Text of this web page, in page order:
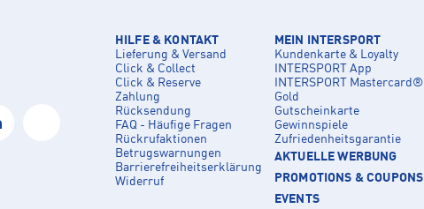
HILFE & KONTAKT
Lieferung & Versand
Click & Collect
Click & Reserve
Zahlung
Rücksendung
FAQ - Häufige Fragen
Rückrufaktionen
Betrugswarnungen
Barrierefreiheitserklärung
Widerruf
MEIN INTERSPORT
Kundenkarte & Loyalty
INTERSPORT App
INTERSPORT Mastercard®
Gold
Gutscheinkarte
Gewinnspiele
Zufriedenheitsgarantie
AKTUELLE WERBUNG
PROMOTIONS & COUPONS
EVENTS